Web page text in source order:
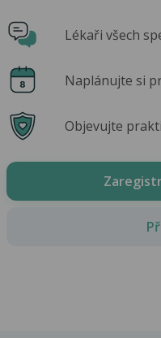
Lékaři všech
Naplánujte si
Objevujte